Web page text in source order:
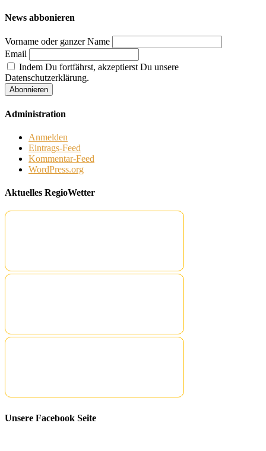
News abbonieren
Vorname oder ganzer Name
Email
Indem Du fortfährst, akzeptierst Du unsere
Datenschutzerklärung.
Administration
Anmelden
Eintrags-Feed
Kommentar-Feed
WordPress.org
Aktuelles RegioWetter
Unsere Facebook Seite